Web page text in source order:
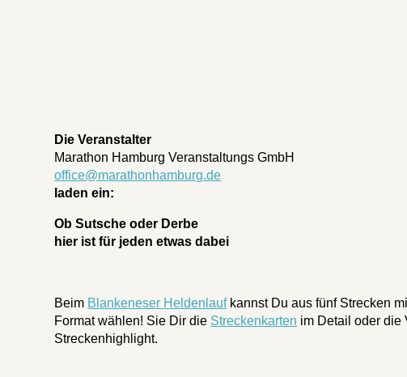
Die Veranstalter
Marathon Hamburg Veranstaltungs GmbH
office@marathonhamburg.de
laden ein:
Ob Sutsche oder Derbe
hier ist für jeden etwas dabei
Beim Blankeneser Heldenlaufkannst Du aus fünf Strecken
Format wählen! Sie Dir die Streckenkarten im Detail oder die
Streckenhighlight.